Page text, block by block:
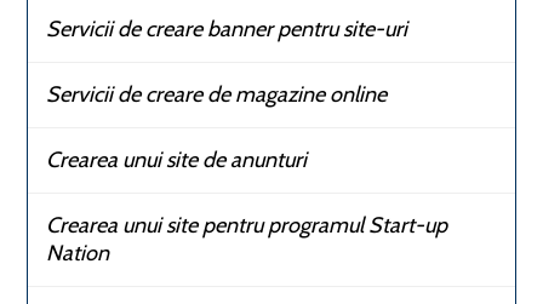
Servicii de creare banner pentru site-uri
Servicii de creare de magazine online
Crearea unui site de anunturi
Crearea unui site pentru programul Start-up
Nation